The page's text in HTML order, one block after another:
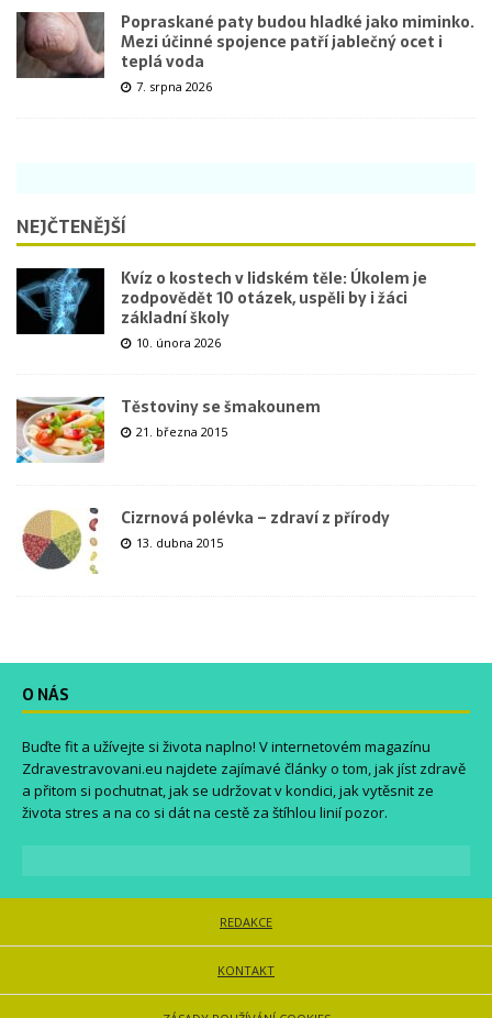
Popraskané paty budou hladké jako miminko.
Mezi účinné spojence patří jablečný ocet i
teplá voda
7. srpna 2026
NEJČTENĚJŠÍ
Kvíz o kostech v lidském těle: Úkolem je
zodpovědět 10 otázek, uspěli by i žáci
základní školy
10. února 2026
Těstoviny se šmakounem
21. března 2015
Cizrnová polévka – zdraví z přírody
13. dubna 2015
O NÁS
Buďte fit a užívejte si života naplno! V internetovém magazínu
Zdravestravovani.eu najdete zajímavé články o tom, jak jíst zdravě
a přitom si pochutnat, jak se udržovat v kondici, jak vytěsnit ze
života stres a na co si dát na cestě za štíhlou linií pozor.
REDAKCE
KONTAKT